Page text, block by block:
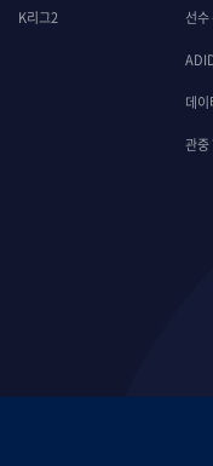
K리그2 선수
데
관중